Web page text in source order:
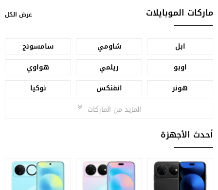
ماركات الموبايلات عرض الكل
ابل شاومي
سامسونج
اوبو
ريلمي
هواوي
هونر
انفنكس
نوكيا
المزيد من الماركات
أحدث الأجهزة